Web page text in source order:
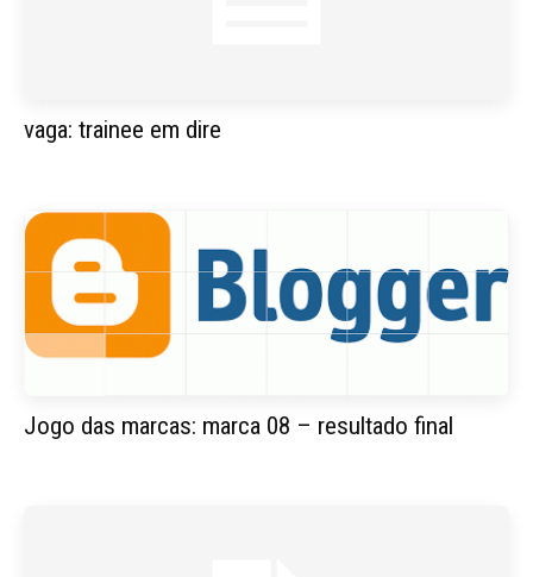
vaga: trainee em dire
Jogo das marcas: marca 08 – resultado final